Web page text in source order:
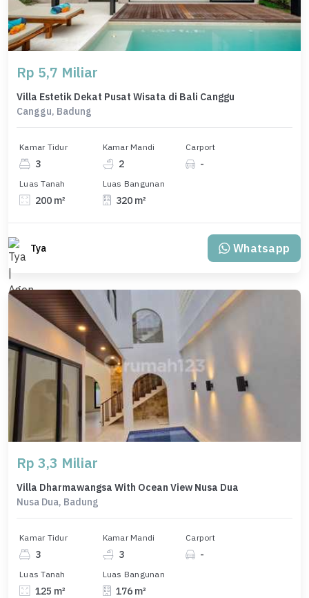
Rp 5,7 Miliar
Villa Estetik Dekat Pusat Wisata di Bali Canggu
Canggu, Badung
Kamar Tidur
3
Kamar Mandi
2
Carport
-
Luas Tanah
200 m²
Luas Bangunan
320 m²
Tya Whatsapp
Rp 3,3 Miliar
Villa Dharmawangsa With Ocean View Nusa Dua
Nusa Dua, Badung
Kamar Tidur
3
Kamar Mandi
3
Carport
-
Luas Tanah
125 m²
Luas Bangunan
176 m²